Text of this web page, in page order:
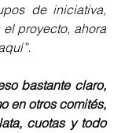
de iniciativa,
proyecto, ahora
bastante claro,
en otros comités,
cuotas y todo